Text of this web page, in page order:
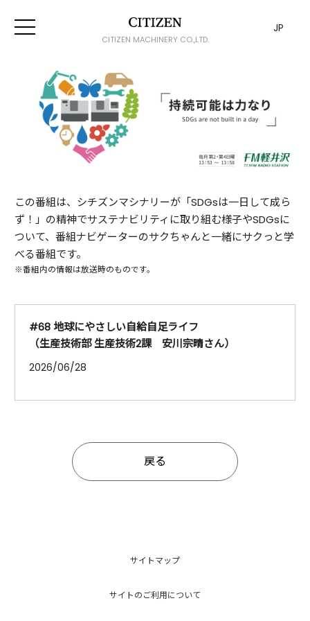
CITIZEN MACHINERY CO.,LTD.
JP
この番組は、シチズンマシナリーが「SDGsは一日して成ら
ず！」の精神でサステナビリティに取り組む様子やSDGsに
ついて、番組ナビゲーターのサクちゃんと一緒にサクっと学
べる番組です。
※番組内の情報は放送時のものです。
#68 地球にやさしい自給自足ライフ
（生産技術部 生産技術2課 安川宗晴さん）
2026/06/28
戻る
サイトマップ
サイトのご利用について